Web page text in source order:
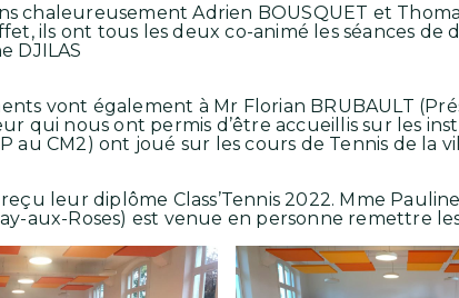
chaleureusement Adrien BOUSQUET et
ils ont tous les deux co-animé les séances
DJILAS
vont également à Mr Florian BRUBAULT
qui nous ont permis d’être accueillis sur les
au CM2) ont joué sur les cours de Tennis de la
leur diplôme Class’Tennis 2022. Mme
aux-Roses) est venue en personne remettre les